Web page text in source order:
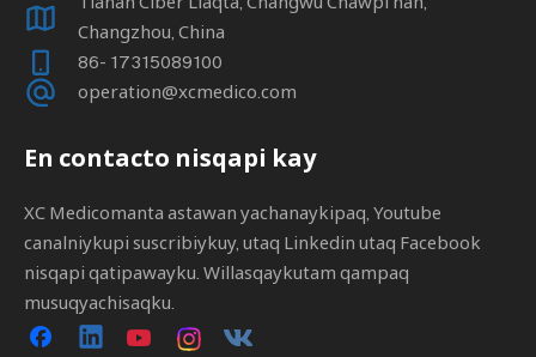
Changzhou, China
86- 17315089100
operation@xcmedico.com
En contacto nisqapi kay
XC Medicomanta astawan yachanaykipaq, Youtube
canalniykupi suscribiykuy, utaq Linkedin utaq Facebook
nisqapi qatipawayku. Willasqaykutam qampaq
musuqyachisaqku.